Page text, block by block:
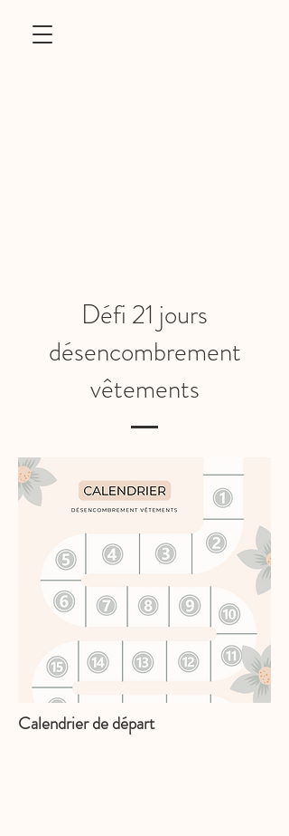
Défi 21 jours
désencombrement
vêtements
Calendrier de départ